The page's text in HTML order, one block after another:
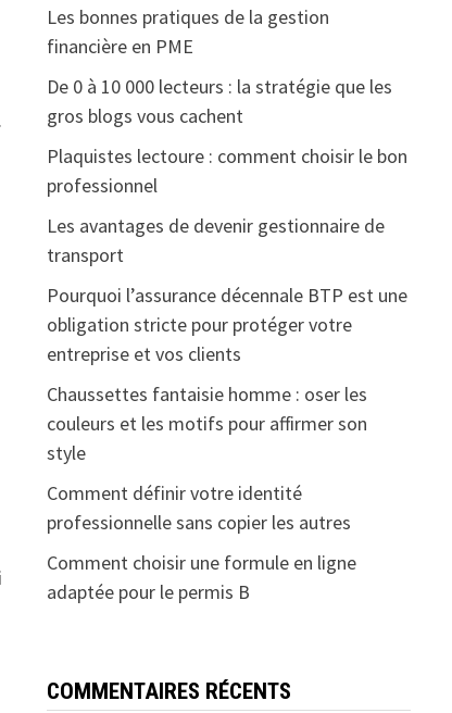
Les bonnes pratiques de la gestion
financière en PME
De 0 à 10 000 lecteurs : la stratégie que les
gros blogs vous cachent
Plaquistes lectoure : comment choisir le bon
professionnel
Les avantages de devenir gestionnaire de
transport
Pourquoi l’assurance décennale BTP est une
obligation stricte pour protéger votre
entreprise et vos clients
Chaussettes fantaisie homme : oser les
couleurs et les motifs pour affirmer son
style
Comment définir votre identité
professionnelle sans copier les autres
Comment choisir une formule en ligne
adaptée pour le permis B
COMMENTAIRES RÉCENTS